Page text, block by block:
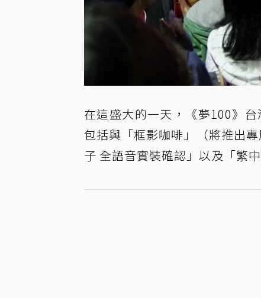
在這盛大的一天，《夢100》
包括與「框影咖啡」（將推出
子 全語音實裝確認」以及「繁